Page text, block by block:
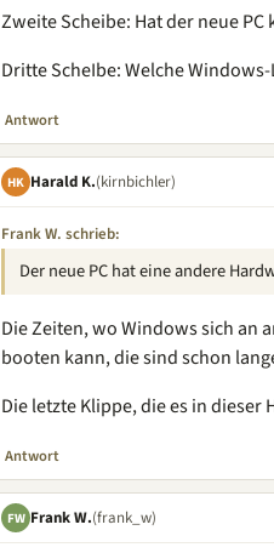
Zweite Scheibe: Hat der neue
Dritte ScheIbe: Welche
Antwort
HK Harald K.(kirnbichler)
Frank W. schrieb:
Der neue PC hat eine andere
Die Zeiten, wo Windows sich an
booten kann, die sind schon
Die letzte Klippe, die es in dieser
Antwort
FW Frank W.(frank_w)